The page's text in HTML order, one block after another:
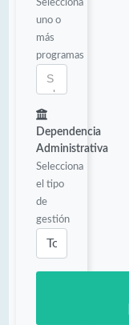
uno o
más
programas
Dependencia
Administrativa
Selecciona
el tipo
de
gestión